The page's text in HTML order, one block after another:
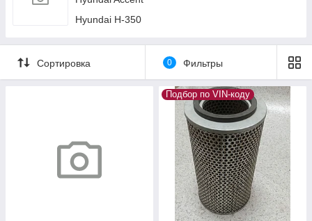
Hyundai H-350
Сортировка 0 Фильтры
Подбор по VIN-коду